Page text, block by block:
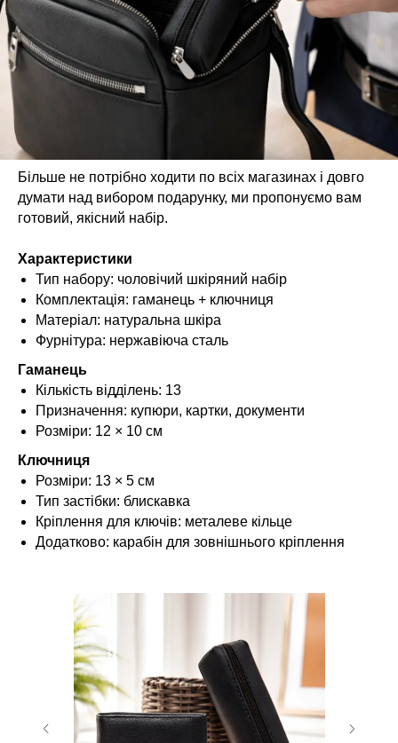
Більше не потрібно ходити по всіх магазинах і довго
думати над вибором подарунку, ми пропонуємо вам
готовий, якісний набір.
Характеристики
Тип набору: чоловічий шкіряний набір
Комплектація: гаманець + ключниця
Матеріал: натуральна шкіра
Фурнітура: нержавіюча сталь
Гаманець
Кількість відділень: 13
Призначення: купюри, картки, документи
Розміри: 12 × 10 см
Ключниця
Розміри: 13 × 5 см
Тип застібки: блискавка
Кріплення для ключів: металеве кільце
Додатково: карабін для зовнішнього кріплення